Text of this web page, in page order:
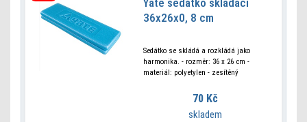
Yate sedátko skladaci
36x26x0, 8 cm
Sedátko se skládá a rozkládá jako
harmonika. - rozměr: 36 x 26 cm -
materiál: polyetylen - zesítěný
70 Kč
skladem